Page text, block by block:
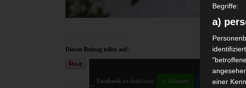
Diesen Beitrag teilen auf:
Facebook ist deaktiviert. ✓ Erlauben
Begriffe:
a)
einer